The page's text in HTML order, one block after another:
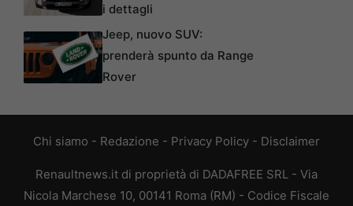
i dettagli
Jeep, nuovo SUV:
prenderà spunto da Range
Rover
Chi siamo - Redazione - Privacy Policy - Disclaimer
Renaultnews.it di proprietà di DADAFREE SRL - Via
Nicola Marchese 10, 00141 Roma (RM) - Codice Fiscale